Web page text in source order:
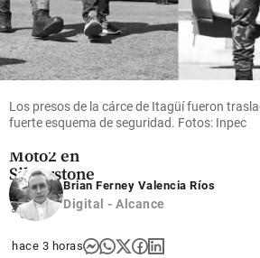
Deportes
Nuevo
susto para
David
Alonso, se
cayó en las
pruebas
Moto2 en
Silverstone
share
Los presos de la cárce de Itagüí fueron
fuerte esquema de seguridad. Fotos: Inpec
Brian Ferney Valencia Ríos
Digital - Alcance
hace 3 horas